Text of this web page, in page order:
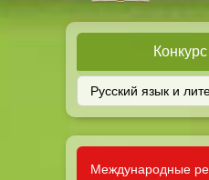
Конкурс
Международные